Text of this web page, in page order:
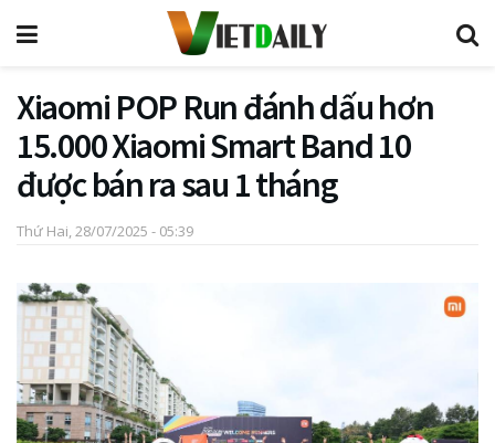
Xiaomi POP Run đánh dấu hơn
15.000 Xiaomi Smart Band 10
được bán ra sau 1 tháng
Thứ Hai, 28/07/2025 - 05:39